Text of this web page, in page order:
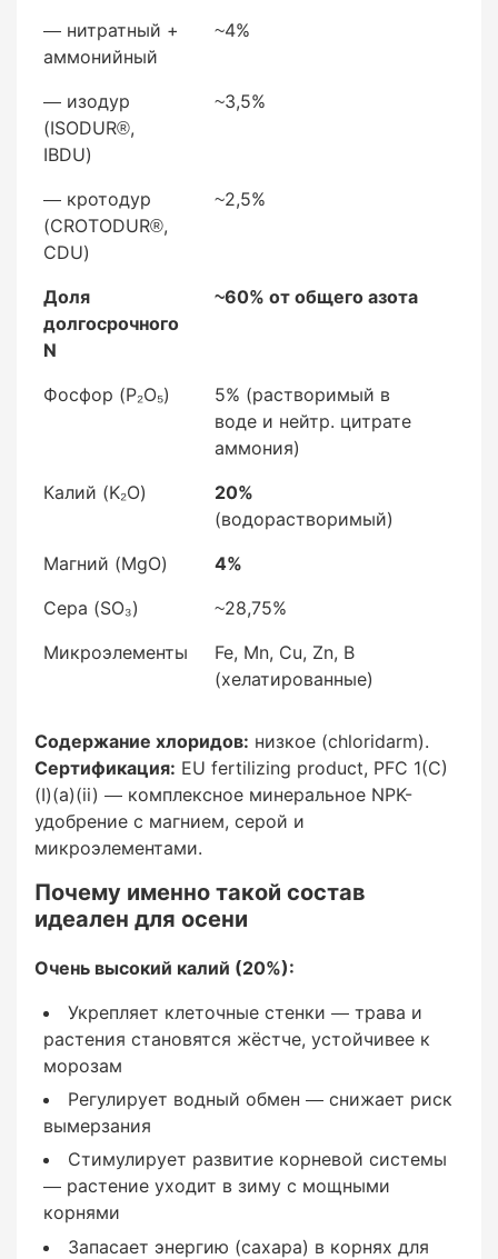
— кротодур (CROTODUR®, CDU)
~2,5%
Доля долгосрочного N
~60% от общего азота
Фосфор (P₂O₅)
5% (растворимый в воде и нейтр. цитрате
20%
(водорастворимый)
Сера (SO₃)
~28,75%
— нитратный +
аммонийный
~4%
— изодур
(ISODUR®,
IBDU)
~3,5%
— кротодур
(CROTODUR®,
CDU)
~2,5%
Доля
долгосрочного
N
~60% от общего азота
Фосфор (P₂O₅)
5% (растворимый в
воде и нейтр. цитрате
аммония)
Калий (K₂O)
20%
(водорастворимый)
Магний (MgO)
4%
Сера (SO₃)
~28,75%
Микроэлементы
Fe, Mn, Cu, Zn, B
(хелатированные)
Содержание хлоридов: низкое (chloridarm).
Сертификация: EU fertilizing product, PFC 1(C)
(I)(a)(ii) — комплексное минеральное NPK-
удобрение с магнием, серой и
микроэлементами.
Почему именно такой состав
идеален для осени
Очень высокий калий (20%):
Укрепляет клеточные стенки — трава и
растения становятся жёстче, устойчивее к
морозам
Регулирует водный обмен — снижает риск
вымерзания
Стимулирует развитие корневой системы
— растение уходит в зиму с мощными
корнями
Запасает энергию (сахара) в корнях для